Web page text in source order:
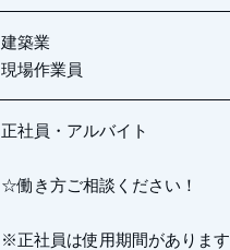
建築業
現場作業員
正社員・アルバイト
☆働き方ご相談ください！
※正社員は使用期間があります